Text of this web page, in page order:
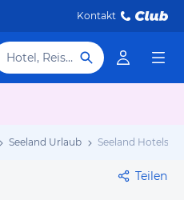
Kontakt
Hotel, Reiseziel
Seeland Urlaub Seeland Hotels
Teilen